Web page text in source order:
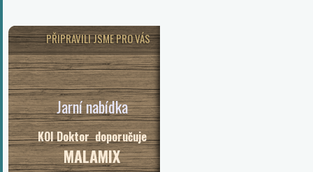
PŘIPRAVILI JSME PRO VÁS
Jarní nabídka
KOI Doktor doporučuje
MALAMIX